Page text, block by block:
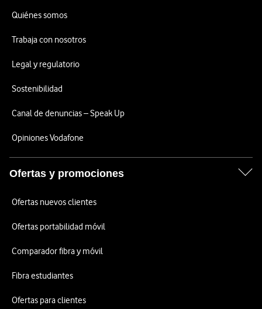
Quiénes somos
Trabaja con nosotros
Legal y regulatorio
Sostenibilidad
Canal de denuncias – Speak Up
Opiniones Vodafone
Ofertas y promociones
Ofertas nuevos clientes
Ofertas portabilidad móvil
Comparador fibra y móvil
Fibra estudiantes
Ofertas para clientes